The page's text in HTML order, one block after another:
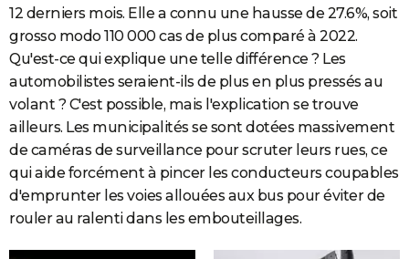
12 derniers mois. Elle a connu une hausse de 27.6%, soit
grosso modo 110 000 cas de plus comparé à 2022.
Qu'est-ce qui explique une telle différence ? Les
automobilistes seraient-ils de plus en plus pressés au
volant ? C'est possible, mais l'explication se trouve
ailleurs. Les municipalités se sont dotées massivement
de caméras de surveillance pour scruter leurs rues, ce
qui aide forcément à pincer les conducteurs coupables
d'emprunter les voies allouées aux bus pour éviter de
rouler au ralenti dans les embouteillages.